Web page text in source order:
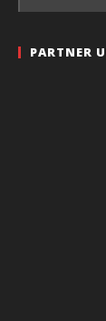
PARTNER